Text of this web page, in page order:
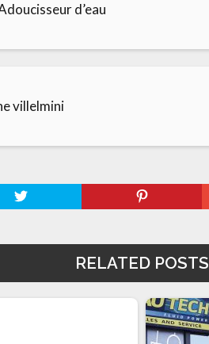
d’eau
villelmini
RELATED POSTS